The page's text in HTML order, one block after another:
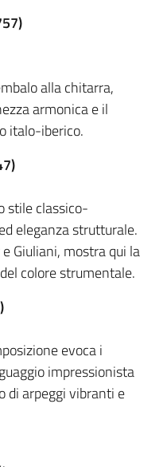
alla chitarra,
armonica e il
italo-iberico.
stile classico-
eleganza strutturale.
Giuliani, mostra qui la
colore strumentale.
evoca i
impressionista
di arpeggi vibranti e